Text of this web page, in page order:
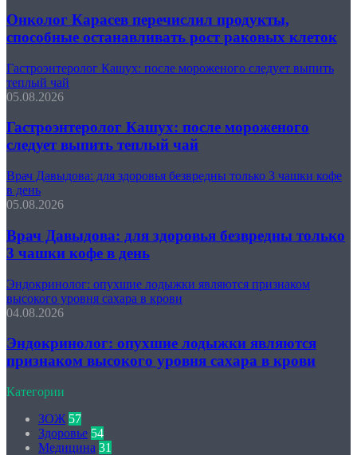
Онколог Карасев перечислил продукты,
способные останавливать рост раковых клеток
Гастроэнтеролог Кашух: после мороженого следует выпить
теплый чай
05.08.2026
Гастроэнтеролог Кашух: после мороженого
следует выпить теплый чай
Врач Давыдова: для здоровья безвредны только 3 чашки кофе
в день
05.08.2026
Врач Давыдова: для здоровья безвредны только
3 чашки кофе в день
Эндокринолог: опухшие лодыжки являются признаком
высокого уровня сахара в крови
04.08.2026
Эндокринолог: опухшие лодыжки являются
признаком высокого уровня сахара в крови
Категории
ЗОЖ 57
Здоровье 54
Медицина 31